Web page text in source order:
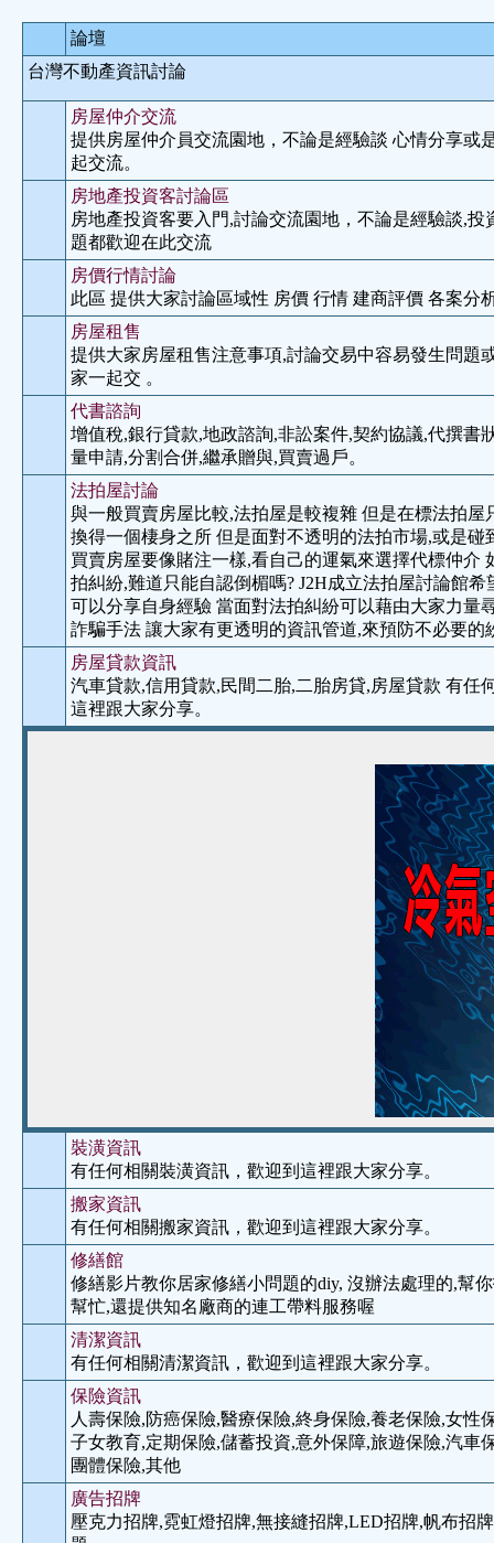
論壇
台灣不動產資訊討論
房屋仲介交流
提供房屋仲介員交流園地，不論是經驗談 心情分享或
起交流。
房地產投資客討論區
房地產投資客要入門,討論交流園地，不論是經驗談,投
題都歡迎在此交流
房價行情討論
此區 提供大家討論區域性 房價 行情 建商評價 各案分
房屋租售
提供大家房屋租售注意事項,討論交易中容易發生問題
家一起交 。
代書諮詢
增值稅,銀行貸款,地政諮詢,非訟案件,契約協議,代撰書
量申請,分割合併,繼承贈與,買賣過戶。
法拍屋討論
與一般買賣房屋比較,法拍屋是較複雜 但是在標法拍屋
換得一個棲身之所 但是面對不透明的法拍市場,或是碰
買賣房屋要像賭注一樣,看自己的運氣來選擇代標仲介
拍糾紛,難道只能自認倒楣嗎? J2H成立法拍屋討論館
可以分享自身經驗 當面對法拍糾紛可以藉由大家力量
詐騙手法 讓大家有更透明的資訊管道,來預防不必要的
房屋貸款資訊
汽車貸款,信用貸款,民間二胎,二胎房貸,房屋貸款 有任
這裡跟大家分享。
裝潢資訊
有任何相關裝潢資訊，歡迎到這裡跟大家分享。
搬家資訊
有任何相關搬家資訊，歡迎到這裡跟大家分享。
修繕館
修繕影片教你居家修繕小問題的diy, 沒辦法處理的,幫
幫忙,還提供知名廠商的連工帶料服務喔
清潔資訊
有任何相關清潔資訊，歡迎到這裡跟大家分享。
保險資訊
人壽保險,防癌保險,醫療保險,終身保險,養老保險,女性
子女教育,定期保險,儲蓄投資,意外保障,旅遊保險,汽車
團體保險,其他
廣告招牌
壓克力招牌,霓虹燈招牌,無接縫招牌,LED招牌,帆布招